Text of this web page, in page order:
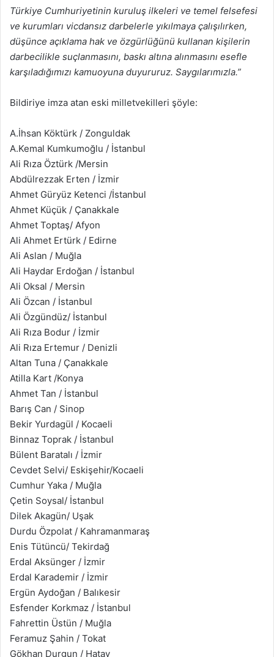
Türkiye Cumhuriyetinin kuruluş ilkeleri ve temel felsefesi
ve kurumları vicdansız darbelerle yıkılmaya çalışılırken,
düşünce açıklama hak ve özgürlüğünü kullanan kişilerin
darbecilikle suçlanmasını, baskı altına alınmasını esefle
karşıladığımızı kamuoyuna duyururuz. Saygılarımızla.”
Bildiriye imza atan eski milletvekilleri şöyle:
A.İhsan Köktürk / Zonguldak
A.Kemal Kumkumoğlu / İstanbul
Ali Rıza Öztürk /Mersin
Abdülrezzak Erten / İzmir
Ahmet Güryüz Ketenci /İstanbul
Ahmet Küçük​ / Çanakkale
Ahmet Toptaş​/ Afyon
Ali Ahmet Ertürk / Edirne
Ali Aslan / Muğla
Ali Haydar Erdoğan / İstanbul
Ali Oksal / Mersin
Ali Özcan / İstanbul
Ali Özgündüz​/ İstanbul
Ali Rıza Bodur / İzmir
Ali Rıza Ertemur / Denizli
Altan Tuna / Çanakkale
Atilla Kart /Konya
Ahmet Tan / İstanbul
Barış Can / Sinop
Bekir Yurdagül / Kocaeli
Binnaz Toprak / İstanbul
Bülent Baratalı / İzmir
Cevdet Selvi​/ Eskişehir/Kocaeli
Cumhur Yaka / Muğla
Çetin Soysal​/ İstanbul
Dilek Akagün​/ Uşak
Durdu Özpolat / Kahramanmaraş
Enis Tütüncü​/ Tekirdağ
Erdal Aksünger / İzmir
Erdal Karademir / İzmir
Ergün Aydoğan / Balıkesir
Esfender Korkmaz / İstanbul
Fahrettin Üstün / Muğla
Feramuz Şahin / Tokat
Gökhan Durgun / Hatay